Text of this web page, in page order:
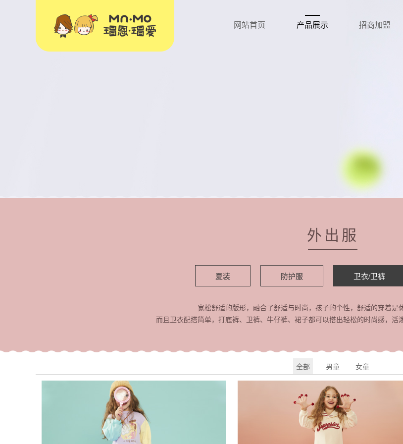
网站首页 产品展示 招商加盟
外出服
夏装 防护服 卫衣/卫裤
宽松舒适的版形，融合了舒适与时尚，孩子的个性，舒适的穿着是
而且卫衣配搭简单，打底裤、卫裤、牛仔裤、裙子都可以搭出轻松的时尚感，活
全部 男童 女童